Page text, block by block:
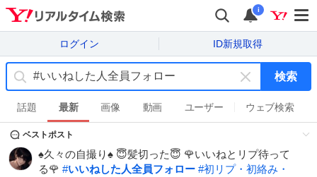
i
ログイン ID新規取得
キ
ー
ワ
ド
を
検索
話題 最新 画像 動画 ユーザー ウェブ検索
ベストポスト
♠︎久々の自撮り♠︎ 😇髪切った😇 🌹いいねとリプ待って
る🌹 #いいねした人全員フォロー #初リプ・初絡み・